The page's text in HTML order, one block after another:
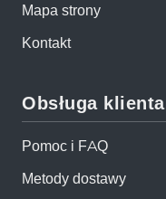
Mapa strony
Kontakt
Obsługa klienta
Pomoc i FAQ
Metody dostawy